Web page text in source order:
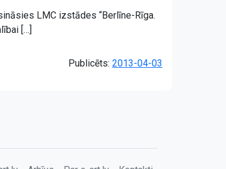
LMC izstādes “Berlīne-Rīga.
[…]
Publicēts: 2013-04-03